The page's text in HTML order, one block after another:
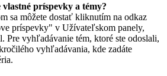
príspevky a témy?
sa môžete dostať kliknutím na odkaz
príspevky" v Užívateľskom panely,
Pre vyhľadávanie tém, ktoré ste odoslali,
vyhľadávania, kde zadáte